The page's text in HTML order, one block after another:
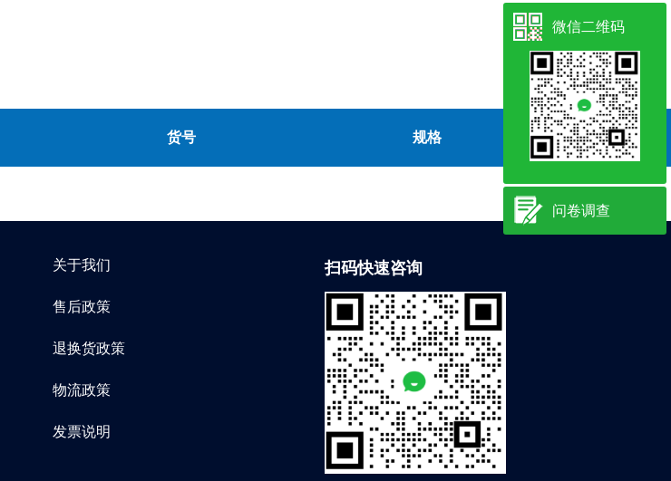
货号 规格 现货
关于我们
售后政策
退换货政策
物流政策
发票说明
扫码快速咨询
微信二维码
问卷调查